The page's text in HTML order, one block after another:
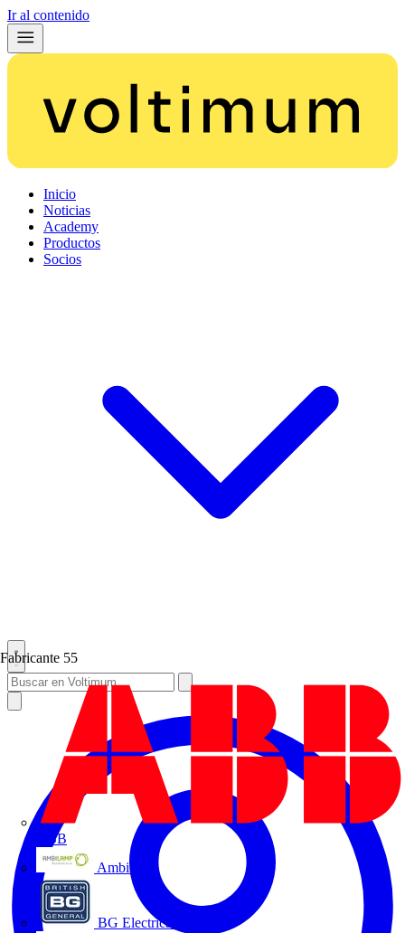
Ir al contenido
Inicio
Noticias
Academy
Productos
Socios
Fabricante 55
ABB
Ambilamp
BG Electrical